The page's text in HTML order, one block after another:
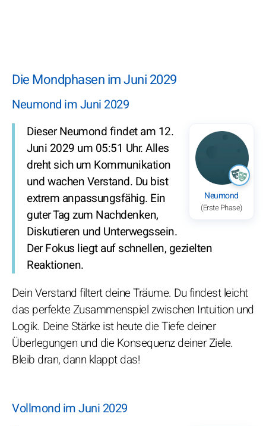
Die Mondphasen im Juni 2029
Neumond im Juni 2029
Neumond
(Erste Phase)
Dieser Neumond findet am 12.
Juni 2029 um 05:51 Uhr. Alles
dreht sich um Kommunikation
und wachen Verstand. Du bist
extrem anpassungsfähig. Ein
guter Tag zum Nachdenken,
Diskutieren und Unterwegssein.
Der Fokus liegt auf schnellen, gezielten
Reaktionen.
Dein Verstand filtert deine Träume. Du findest leicht
das perfekte Zusammenspiel zwischen Intuition und
Logik. Deine Stärke ist heute die Tiefe deiner
Überlegungen und die Konsequenz deiner Ziele.
Bleib dran, dann klappt das!
Vollmond im Juni 2029